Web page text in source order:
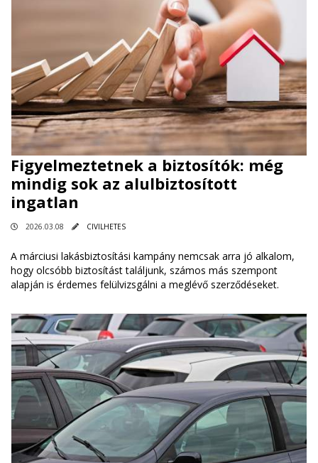
Figyelmeztetnek a biztosítók: még
mindig sok az alulbiztosított
ingatlan
2026.03.08 CIVILHETES
A márciusi lakásbiztosítási kampány nemcsak arra jó alkalom,
hogy olcsóbb biztosítást találjunk, számos más szempont
alapján is érdemes felülvizsgálni a meglévő szerződéseket.